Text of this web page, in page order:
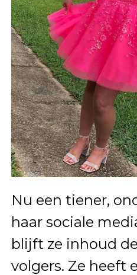
Nu een tiener,
haar sociale
blijft ze inhoud
volgers. Ze heeft